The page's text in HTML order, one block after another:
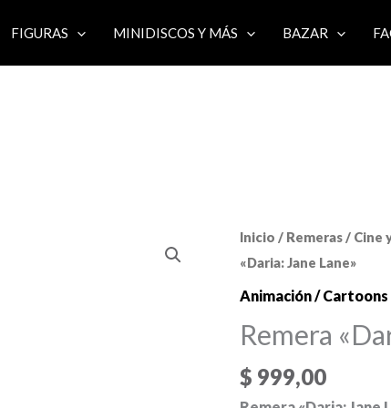
FIGURAS MINIDISCOS Y MÁS BAZAR
Inicio / Remeras/ Cine
«Daria: Jane Lane»
Animación / Cartoons
Remera
$ 999,00